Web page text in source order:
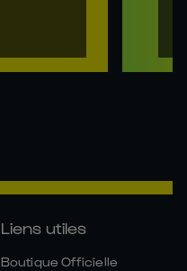
Liens utiles
Boutique Officielle